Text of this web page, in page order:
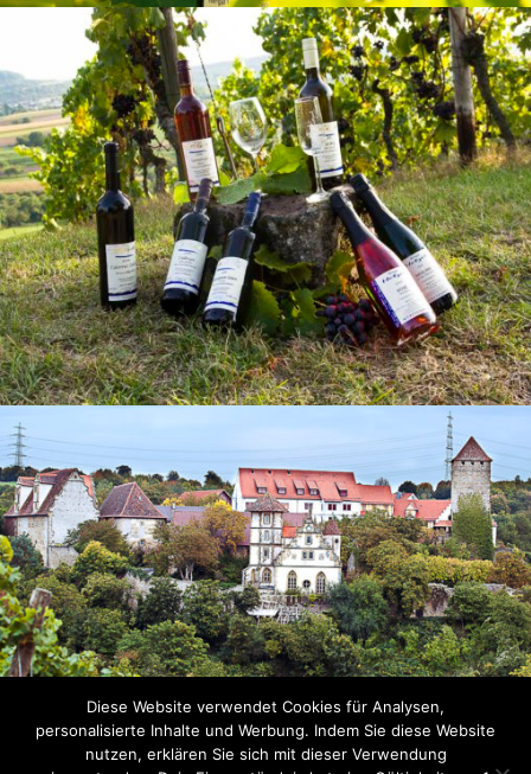
Diese Website verwendet Cookies für Analysen,
personalisierte Inhalte und Werbung. Indem Sie diese Website
nutzen, erklären Sie sich mit dieser Verwendung